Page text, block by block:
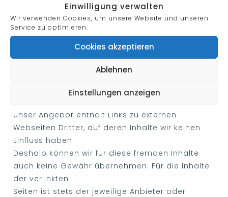
Einwilligung verwalten
Wir verwenden Cookies, um unsere Website und unseren
Service zu optimieren.
Cookies akzeptieren
Ablehnen
Einstellungen anzeigen
jedoch erst ab dem Zeitpunkt der Kenntnis einer
konkreten Rechtsverletzung möglich. Bei
entsprechenden Rechtsverletzungen werden wir
diese Inhalte umgehend entfernen.
Haftung für Links
Unser Angebot enthält Links zu externen
Webseiten Dritter, auf deren Inhalte wir keinen
Einfluss haben.
Deshalb können wir für diese fremden Inhalte
auch keine Gewähr übernehmen. Für die Inhalte
der verlinkten
Seiten ist stets der jeweilige Anbieter oder